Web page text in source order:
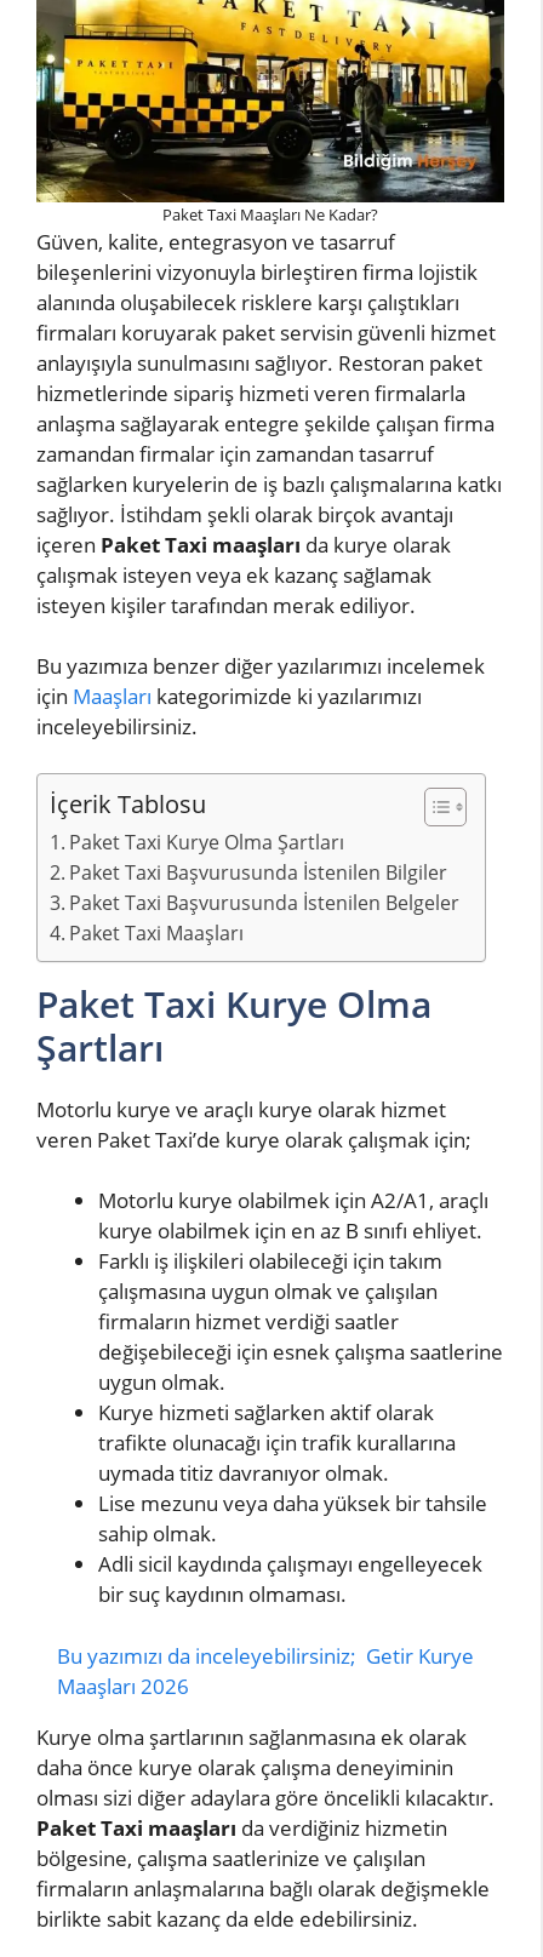
Paket Taxi Maaşları Ne Kadar?
Güven, kalite, entegrasyon ve tasarruf
bileşenlerini vizyonuyla birleştiren firma lojistik
alanında oluşabilecek risklere karşı çalıştıkları
firmaları koruyarak paket servisin güvenli hizmet
anlayışıyla sunulmasını sağlıyor. Restoran paket
hizmetlerinde sipariş hizmeti veren firmalarla
anlaşma sağlayarak entegre şekilde çalışan firma
zamandan firmalar için zamandan tasarruf
sağlarken kuryelerin de iş bazlı çalışmalarına katkı
sağlıyor. İstihdam şekli olarak birçok avantajı
içeren Paket Taxi maaşları da kurye olarak
çalışmak isteyen veya ek kazanç sağlamak
isteyen kişiler tarafından merak ediliyor.
Bu yazımıza benzer diğer yazılarımızı incelemek
için Maaşları kategorimizde ki yazılarımızı
inceleyebilirsiniz.
İçerik Tablosu
Paket Taxi Kurye Olma Şartları
Paket Taxi Başvurusunda İstenilen Bilgiler
Paket Taxi Başvurusunda İstenilen Belgeler
Paket Taxi Maaşları
Paket Taxi Kurye Olma
Şartları
Motorlu kurye ve araçlı kurye olarak hizmet
veren Paket Taxi’de kurye olarak çalışmak için;
Motorlu kurye olabilmek için A2/A1, araçlı
kurye olabilmek için en az B sınıfı ehliyet.
Farklı iş ilişkileri olabileceği için takım
çalışmasına uygun olmak ve çalışılan
firmaların hizmet verdiği saatler
değişebileceği için esnek çalışma saatlerine
uygun olmak.
Kurye hizmeti sağlarken aktif olarak
trafikte olunacağı için trafik kurallarına
uymada titiz davranıyor olmak.
Lise mezunu veya daha yüksek bir tahsile
sahip olmak.
Adli sicil kaydında çalışmayı engelleyecek
bir suç kaydının olmaması.
Bu yazımızı da inceleyebilirsiniz; Getir Kurye
Maaşları 2026
Kurye olma şartlarının sağlanmasına ek olarak
daha önce kurye olarak çalışma deneyiminin
olması sizi diğer adaylara göre öncelikli kılacaktır.
Paket Taxi maaşları da verdiğiniz hizmetin
bölgesine, çalışma saatlerinize ve çalışılan
firmaların anlaşmalarına bağlı olarak değişmekle
birlikte sabit kazanç da elde edebilirsiniz.